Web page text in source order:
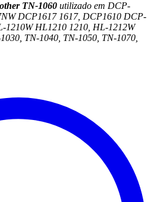
TN-1060 utilizado em DCP-
DCP1617 1617, DCP1610 DCP-
1210W HL1210 1210, HL-1212W
TN-1040, TN-1050, TN-1070,